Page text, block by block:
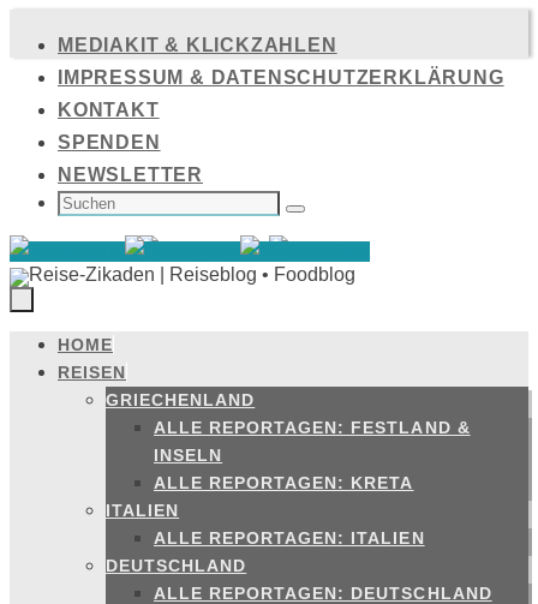
Inhalt
springen
MEDIAKIT & KLICKZAHLEN
IMPRESSUM & DATENSCHUTZERKLÄRUNG
KONTAKT
SPENDEN
NEWSLETTER
SUCHEN
NACH: Suchen
Zum
Inhalt
springen
HOME
REISEN
GRIECHENLAND
ALLE REPORTAGEN: FESTLAND &
INSELN
ALLE REPORTAGEN: KRETA
ITALIEN
ALLE REPORTAGEN: ITALIEN
DEUTSCHLAND
ALLE REPORTAGEN: DEUTSCHLAND